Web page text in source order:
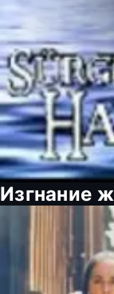
Изгнание